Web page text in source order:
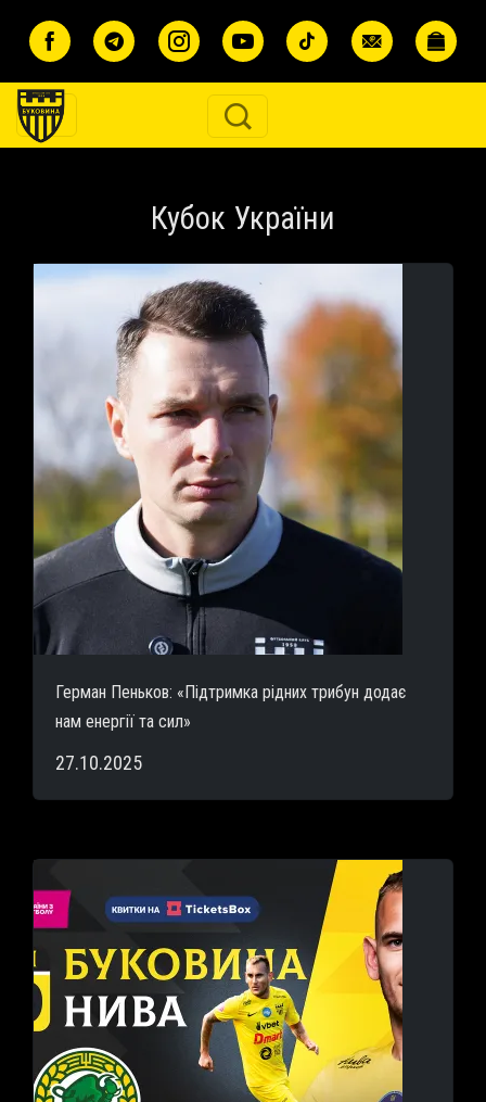
Кубок України
Герман Пеньков: «Підтримка рідних трибун додає
нам енергії та сил»
27.10.2025